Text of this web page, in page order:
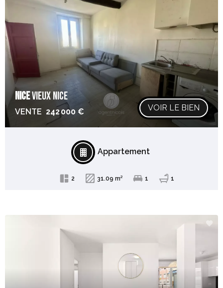
NICEVIEUX NICE
VENTE 242 000 € VOIR LE BIEN
Appartement
2 31.09 m² 1 1